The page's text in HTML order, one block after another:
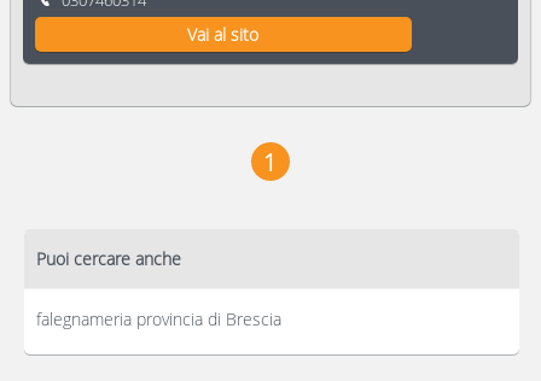
Vai al sito
1
Puoi cercare anche
falegnameria provincia di Brescia